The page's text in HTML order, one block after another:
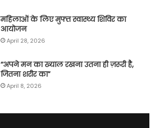
महिलाओं के लिए मुफ्त स्वास्थ्य शिविर का
आयोजन
April 28, 2026
“अपने मन का ख्याल रखना उतना ही ज़रूरी है,
जितना शरीर का”
April 8, 2026